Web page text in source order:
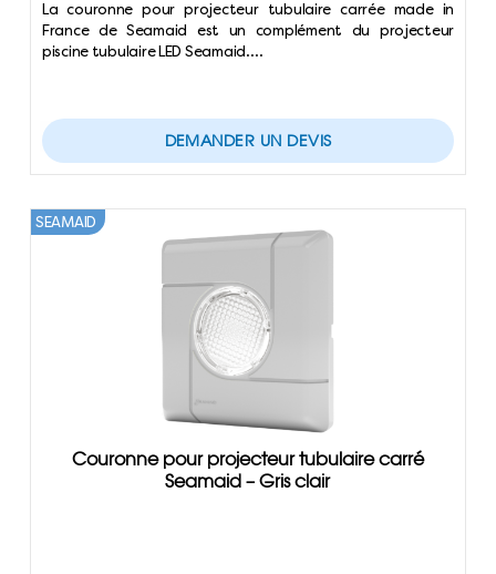
La couronne pour projecteur tubulaire carrée made in
France de Seamaid est un complément du projecteur
piscine tubulaire LED Seamaid.…
DEMANDER UN DEVIS
Couronne pour projecteur tubulaire carré
Seamaid – Gris clair
SEAMAID